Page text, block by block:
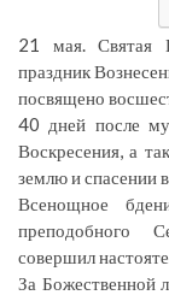
21 мая. Святая
праздник
посвящено
40 дней после
Воскресения, а
землю и спасении
Всенощное
преподобного
совершил
За Божественной